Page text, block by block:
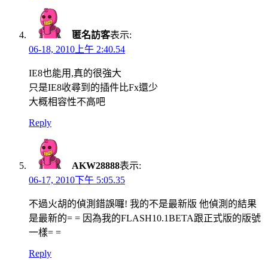
匿名訪客表示:
06-18, 2010上午 2:40.54
IE8也能用,真的很強大
只是IE8收尋到的插件比Fx還少
大概相容性不高吧
Reply
AKW28888表示:
06-17, 2010下午 5:05.35
不過火胡的偵測錯誤囉! 我的不是最新版 他偵測的結果
是最新的= = 因為我的FLASH10.1BETA跟正式版的版號
一樣= =
Reply